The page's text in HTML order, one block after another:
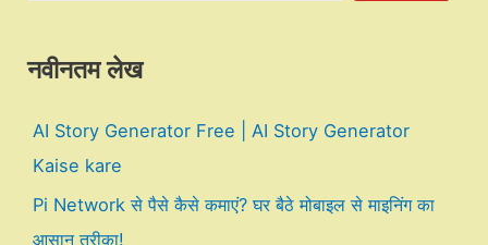
नवीनतम लेख
AI Story Generator Free | AI Story Generator
Kaise kare
Pi Network से पैसे कैसे कमाएं? घर बैठे मोबाइल से माइनिंग का
आसान तरीका!